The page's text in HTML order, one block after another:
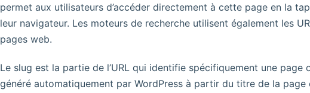
permet aux utilisateurs d’accéder directement à cette page en la
leur navigateur. Les moteurs de recherche utilisent également les
pages web.
Le slug est la partie de l’URL qui identifie spécifiquement une page
généré automatiquement par WordPress à partir du titre de la page